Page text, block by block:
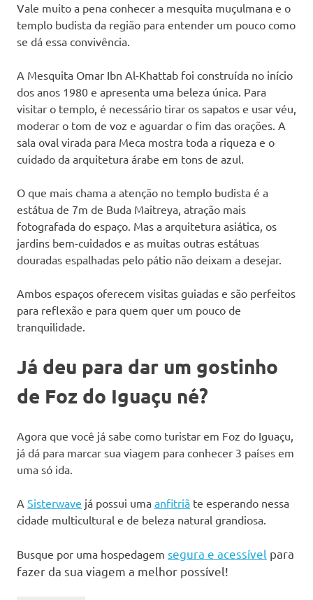
Vale muito a pena conhecer a mesquita muçulmana e o
templo budista da região para entender um pouco como
se dá essa convivência.
A Mesquita Omar Ibn Al-Khattab foi construída no início
dos anos 1980 e apresenta uma beleza única. Para
visitar o templo, é necessário tirar os sapatos e usar véu,
moderar o tom de voz e aguardar o fim das orações. A
sala oval virada para Meca mostra toda a riqueza e o
cuidado da arquitetura árabe em tons de azul.
O que mais chama a atenção no templo budista é a
estátua de 7m de Buda Maitreya, atração mais
fotografada do espaço. Mas a arquitetura asiática, os
jardins bem-cuidados e as muitas outras estátuas
douradas espalhadas pelo pátio não deixam a desejar.
Ambos espaços oferecem visitas guiadas e são perfeitos
para reflexão e para quem quer um pouco de
tranquilidade.
Já deu para dar um gostinho
de Foz do Iguaçu né?
Agora que você já sabe como turistar em Foz do Iguaçu,
já dá para marcar sua viagem para conhecer 3 países em
uma só ida.
A Sisterwave já possui uma anfitriã te esperando nessa
cidade multicultural e de beleza natural grandiosa.
Busque por uma hospedagem segura e acessível para
fazer da sua viagem a melhor possível!